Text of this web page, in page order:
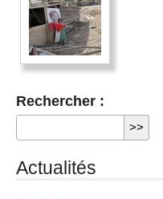
Rechercher :
Actualités